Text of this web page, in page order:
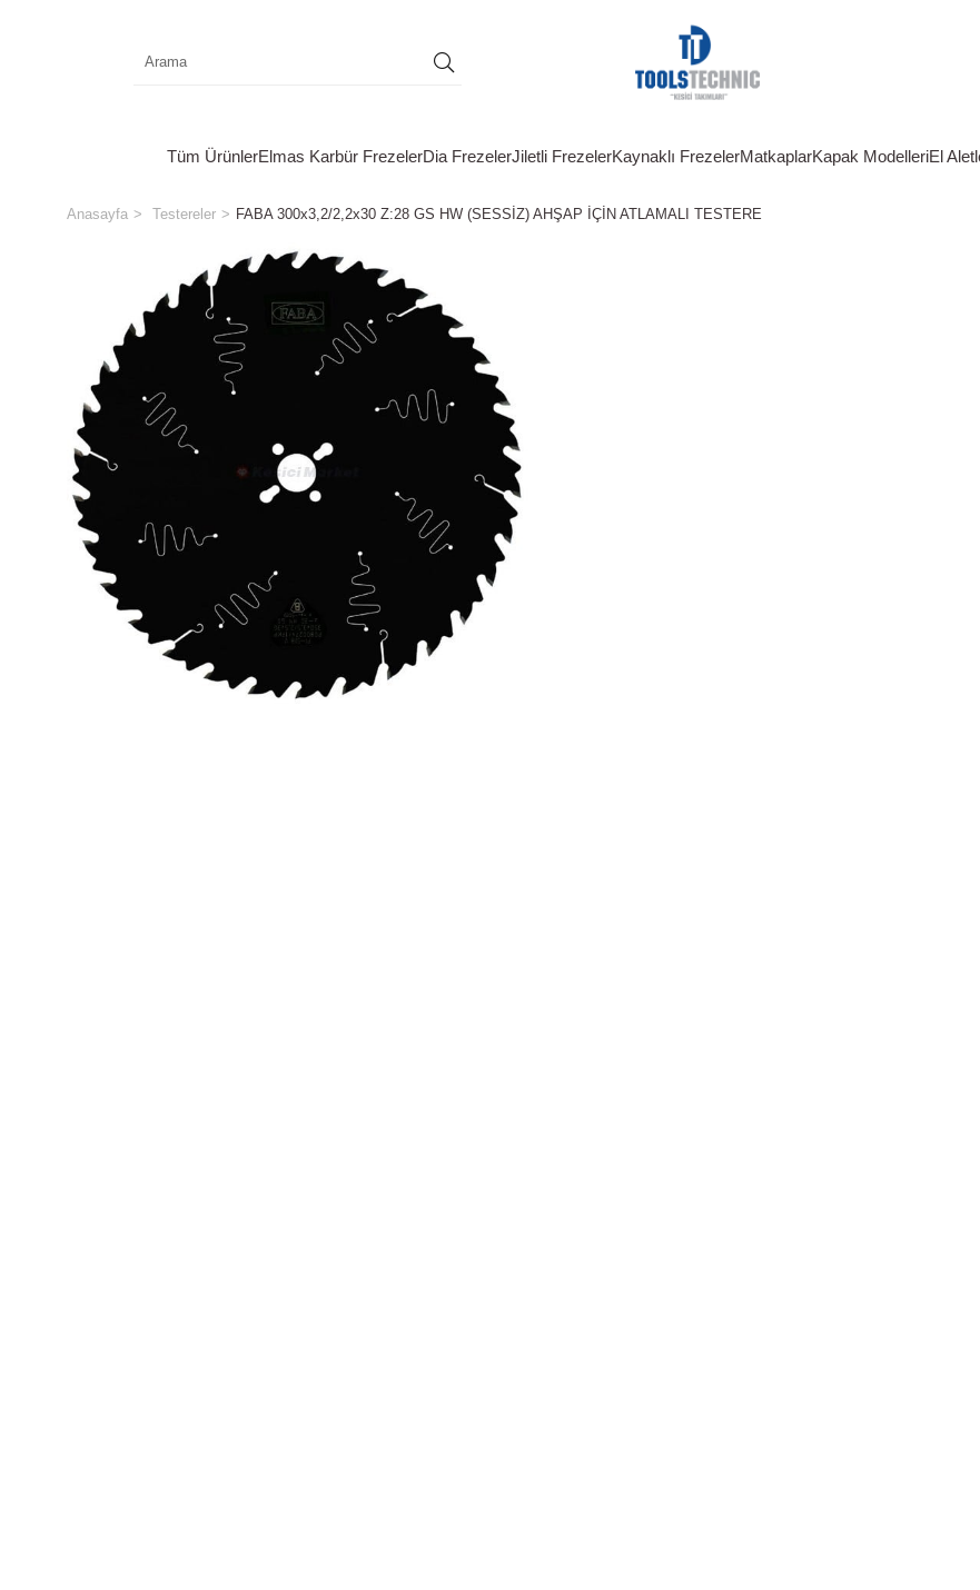
Tüm ÜrünlerElmas Karbür FrezelerDia FrezelerJiletli FrezelerKaynaklı FrezelerMatkaplarKapak ModelleriEl
Anasayfa Testereler FABA 300x3,2/2,2x30 Z:28 GS HW (SESSİZ) AHŞAP İÇİN ATLAMALI TESTERE